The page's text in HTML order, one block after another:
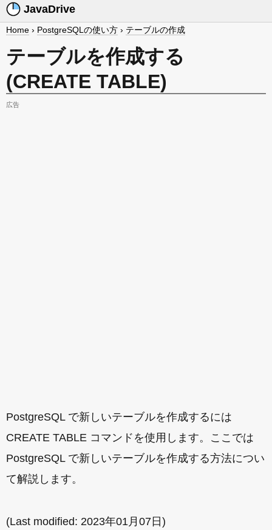
JavaDrive
Home › PostgreSQLの使い方 › テーブルの作成
テーブルを作成する
(CREATE TABLE)
広告
PostgreSQL で新しいテーブルを作成するには
CREATE TABLE コマンドを使用します。ここでは
PostgreSQL で新しいテーブルを作成する方法につい
て解説します。
(Last modified: 2023年01月07日 )